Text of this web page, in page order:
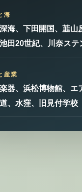
海
海、下田開国、韮山
田20世紀、川奈ステ
産業
器、浜松博物館、エ
、水窪、旧見付学校